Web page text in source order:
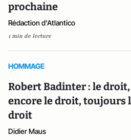
prochaine
Rédaction d'Atlantico
1 min de lecture
HOMMAGE
Robert Badinter : le droit,
encore le droit, toujours
droit
Didier Maus